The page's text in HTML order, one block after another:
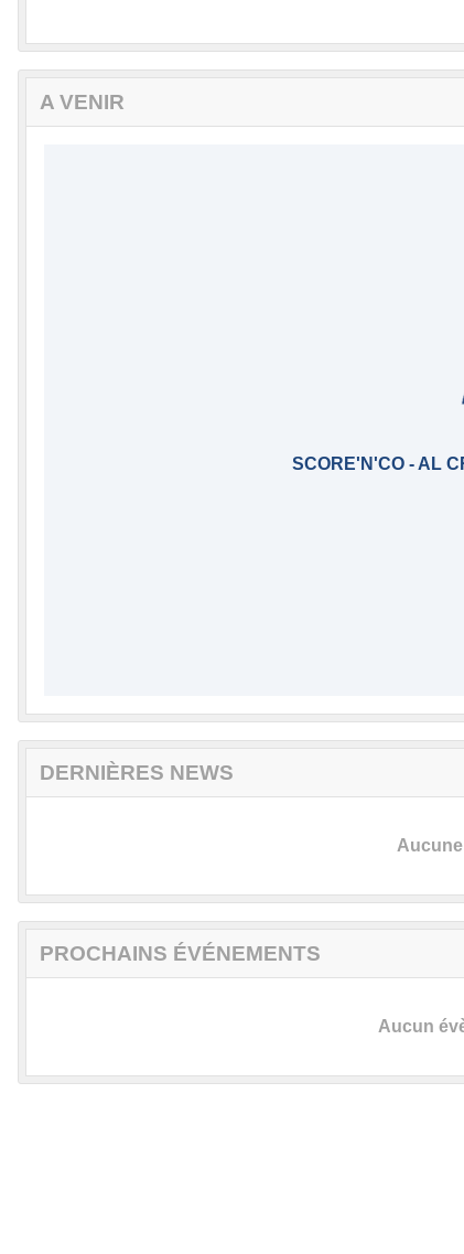
A VENIR
SCORE'N'CO - AL
DERNIÈRES NEWS
PROCHAINS ÉVÉNEMENTS
Aucun